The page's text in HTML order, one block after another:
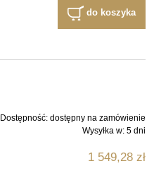
do koszyka
Dostępność: dostępny na zamówienie
Wysyłka w: 5 dni
1 549,28 zł